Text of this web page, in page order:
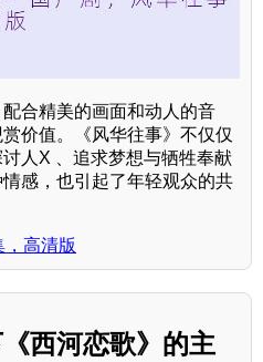
合精美的画面和动人的音
价值。《风华往事》不仅仅
人X 、追求梦想与牺牲奉献
感，也引起了年轻观众的共
高清版
西河恋歌》的主